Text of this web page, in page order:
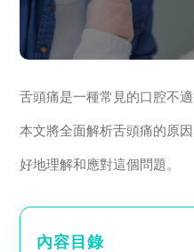
舌頭痛是一種常見的口腔不
本文將全面解析舌頭痛的原
好地理解和應對這個問題。
內容目錄